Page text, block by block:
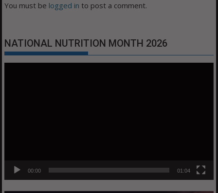
You must be logged in to post a comment.
NATIONAL NUTRITION MONTH 2026
00:00 01:04